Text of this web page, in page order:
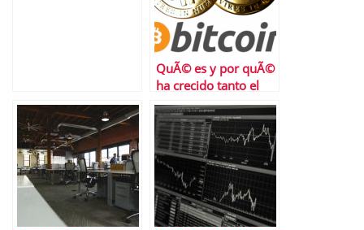
QuÃ© es y por quÃ©
ha crecido tanto el
trading de
criptomonedas